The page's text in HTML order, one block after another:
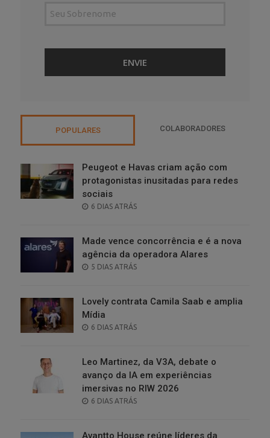
POPULARES COLABORADORES
Peugeot e Havas criam ação com
protagonistas inusitadas para redes
sociais
POSTED
6 DIAS ATRÁS
Made vence concorrência e é a nova
agência da operadora Alares
POSTED
5 DIAS ATRÁS
Lovely contrata Camila Saab e amplia
Mídia
POSTED
6 DIAS ATRÁS
Leo Martinez, da V3A, debate o
avanço da IA em experiências
imersivas no RIW 2026
POSTED
6 DIAS ATRÁS
Avantto House reúne líderes da